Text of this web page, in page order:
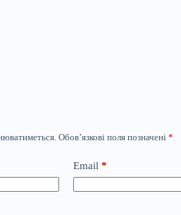
Обов’язкові поля позначені *
Email *